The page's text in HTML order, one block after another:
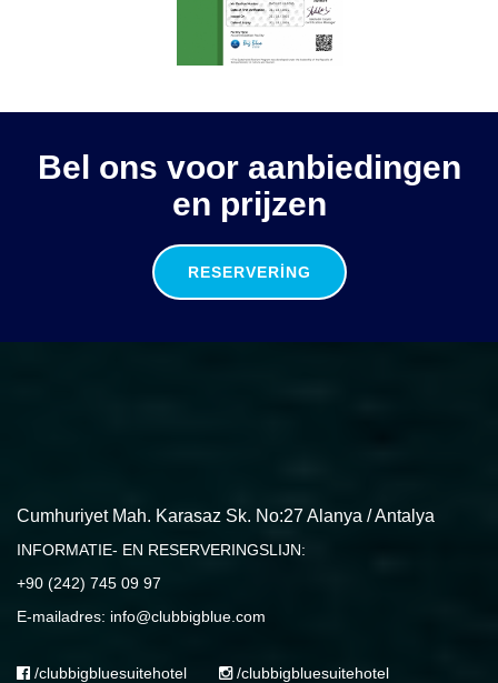
Bel ons voor aanbiedingen
en prijzen
RESERVERING
Cumhuriyet Mah. Karasaz Sk. No:27 Alanya / Antalya
INFORMATIE- EN RESERVERINGSLIJN:
+90 (242) 745 09 97
E-mailadres: info@clubbigblue.com
/clubbigbluesuitehotel
/clubbigbluesuitehotel